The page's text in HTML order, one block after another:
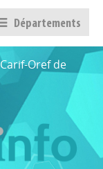
Départements
Oref de